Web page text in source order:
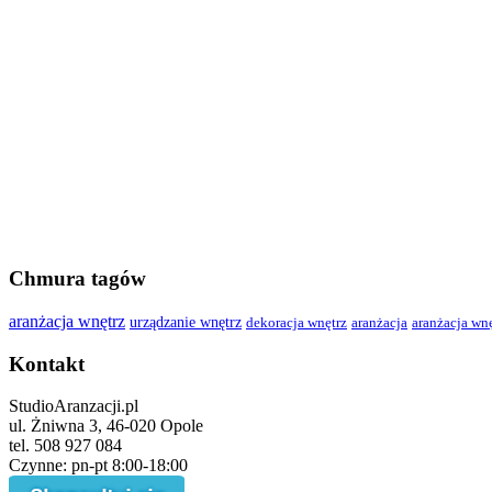
Chmura tagów
aranżacja wnętrz urządzanie wnętrz dekoracja wnętrz aranżacja aranżacja
Kontakt
StudioAranzacji.pl
ul. Żniwna 3, 46-020 Opole
tel. 508 927 084
Czynne: pn-pt 8:00-18:00